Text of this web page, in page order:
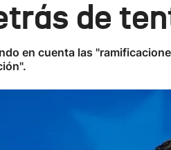
de
en cuenta las